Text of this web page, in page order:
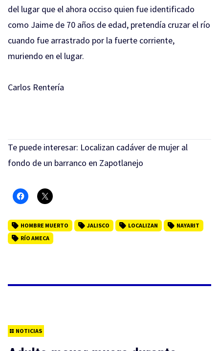
del lugar que el ahora occiso quien fue identificado
como Jaime de 70 años de edad, pretendía cruzar el río
cuando fue arrastrado por la fuerte corriente,
muriendo en el lugar.
Carlos Rentería
Te puede interesar: Localizan cadáver de mujer al
fondo de un barranco en Zapotlanejo
HOMBRE MUERTO JALISCO LOCALIZAN
NAYARIT
RÍO AMECA
NOTICIAS